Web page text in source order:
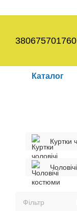
380675701760
Каталог
Куртки
Фільтр